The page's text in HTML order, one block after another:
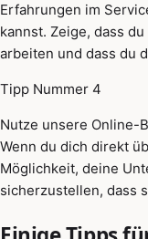
Erfahrungen im
kannst. Zeige, dass
arbeiten und dass du
Tipp Nummer 4
Nutze unsere Online-
Wenn du dich direkt
Möglichkeit, deine
sicherzustellen, dass